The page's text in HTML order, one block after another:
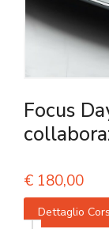
Focus
€ 180,00
Dettaglio